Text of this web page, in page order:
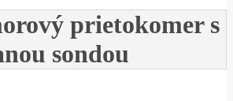
prietokomer s
sondou